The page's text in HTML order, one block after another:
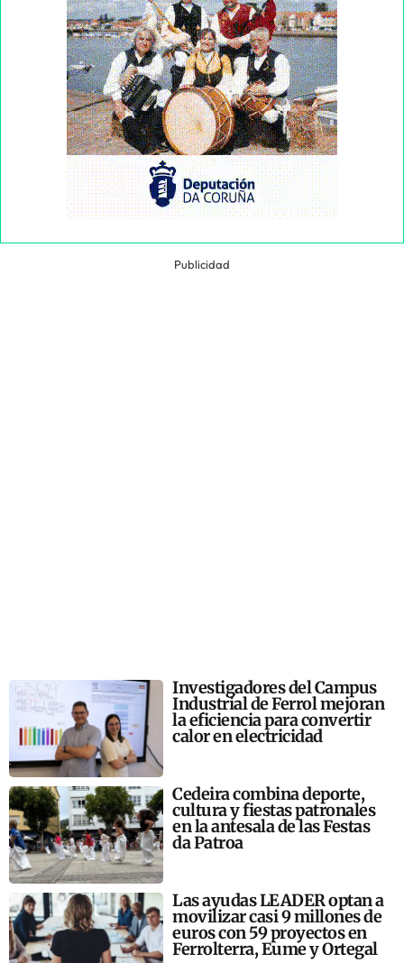
Publicidad
Investigadores del Campus
Industrial de Ferrol mejoran
la eficiencia para convertir
calor en electricidad
Cedeira combina deporte,
cultura y fiestas patronales
en la antesala de las Festas
da Patroa
Las ayudas LEADER optan a
movilizar casi 9 millones de
euros con 59 proyectos en
Ferrolterra, Eume y Ortegal